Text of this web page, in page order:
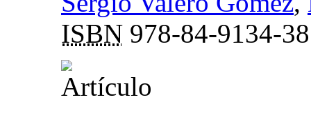
ISBN 978-84-9134-